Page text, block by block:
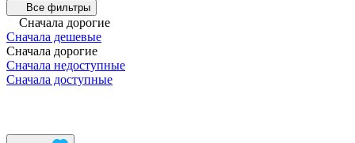
Все фильтры
Сначала дорогие
Сначала дешевые
Сначала дорогие
Сначала недоступные
Сначала доступные